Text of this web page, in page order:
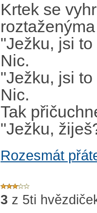
Krtek se
"Ježku, jsi to
Nic.
"Ježku, jsi to
Nic.
Tak
"Ježku,
Rozesmát
3 z 5ti